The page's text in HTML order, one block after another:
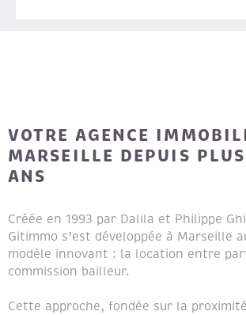
VOTRE AGENCE
MARSEILLE DEPUIS
ANS
Créée en 1993 par Dalila et Philippe
Gitimmo s’est développée à Marseille
modèle innovant : la location entre
commission bailleur.
Cette approche, fondée sur la